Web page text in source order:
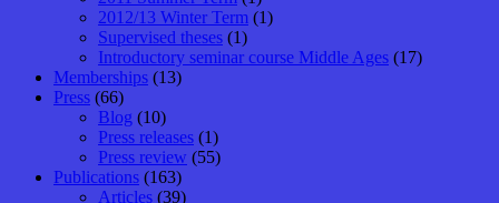
2012/13 Winter Term (1)
Supervised theses (1)
Introductory seminar course Middle Ages (17)
Memberships (13)
Press (66)
Blog (10)
Press releases (1)
Press review (55)
Publications (163)
Articles (39)